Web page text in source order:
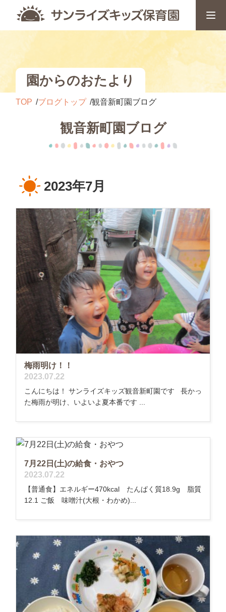
園からのおたより
TOP ブログトップ 観音新町園ブログ
観音新町園ブログ
2023年7月
梅雨明け！！
2023.07.22
こんにちは！ サンライズキッズ観音新町園です 長かっ
た梅雨が明け、いよいよ夏本番です ...
7月22日(土)の給食・おやつ
2023.07.22
【普通食】エネルギー470kcal たんぱく質18.9g 脂質
12.1 ご飯 味噌汁(大根・わかめ)...